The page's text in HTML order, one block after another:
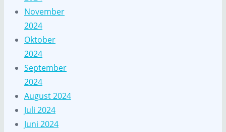
November
2024
Oktober
2024
September
2024
August 2024
Juli 2024
Juni 2024